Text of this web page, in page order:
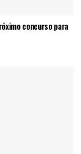
concurso para